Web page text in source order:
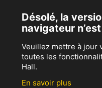
Désolé, la
navigateur
Veuillez mettre à jour
toutes les
Hall.
En savoir plus